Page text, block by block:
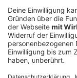
Weitere Infos
Anzeige
Bildergalerie der